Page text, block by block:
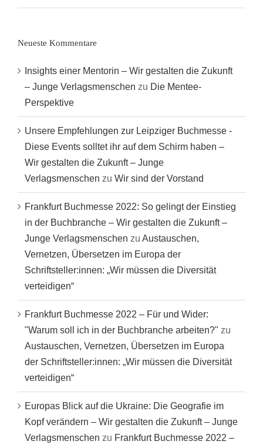
Neueste Kommentare
Insights einer Mentorin – Wir gestalten die Zukunft
– Junge Verlagsmenschen zu Die Mentee-
Perspektive
Unsere Empfehlungen zur Leipziger Buchmesse -
Diese Events solltet ihr auf dem Schirm haben –
Wir gestalten die Zukunft – Junge
Verlagsmenschen zu Wir sind der Vorstand
Frankfurt Buchmesse 2022: So gelingt der Einstieg
in der Buchbranche – Wir gestalten die Zukunft –
Junge Verlagsmenschen zu Austauschen,
Vernetzen, Übersetzen im Europa der
Schriftsteller:innen: „Wir müssen die Diversität
verteidigen“
Frankfurt Buchmesse 2022 – Für und Wider:
"Warum soll ich in der Buchbranche arbeiten?" zu
Austauschen, Vernetzen, Übersetzen im Europa
der Schriftsteller:innen: „Wir müssen die Diversität
verteidigen“
Europas Blick auf die Ukraine: Die Geografie im
Kopf verändern – Wir gestalten die Zukunft – Junge
Verlagsmenschen zu Frankfurt Buchmesse 2022 –